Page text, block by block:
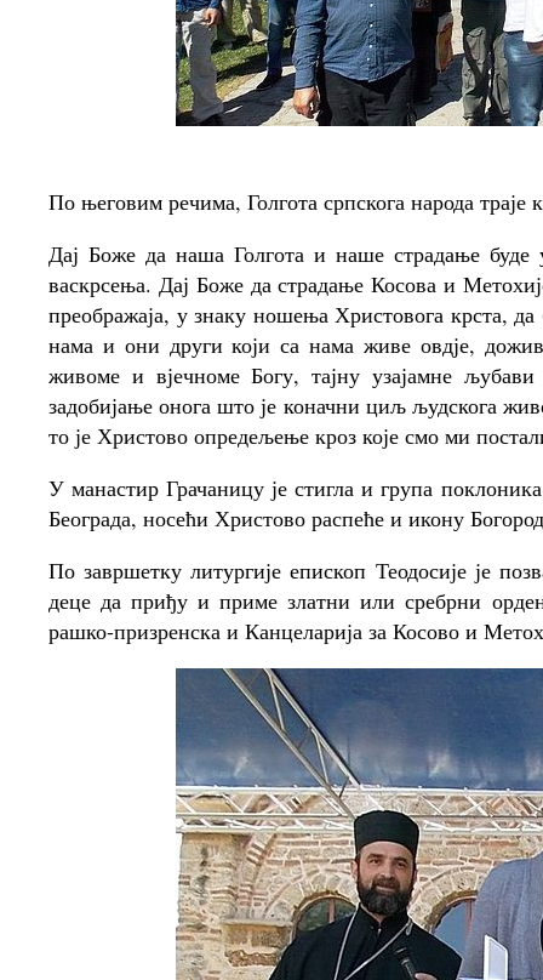
По његовим речима, Голгота српскога народа
Дај Боже да наша Голгота и наше страдање
васкрсења. Дај Боже да страдање Косова и
преображаја, у знаку ношења Христовога крста,
нама и они други који са нама живе овдје,
живоме и вјечноме Богу, тајну узајамне
задобијање онога што је коначни циљ људскога
то је Христово опредељење кроз које смо ми
У манастир Грачаницу је стигла и група
Београда, носећи Христово распеће и икону
По завршетку литургије епископ Теодосије је
деце да приђу и приме златни или сребрни
рашко-призренска и Канцеларија за Косово и